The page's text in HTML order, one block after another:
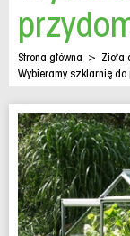
Strona główna >
Wybieramy szklarnię